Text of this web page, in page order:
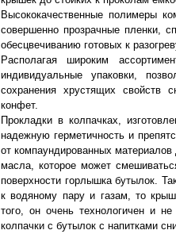
Высококачественные полимеры
совершенно прозрачные пленки,
обесцвечиванию готовых к
Располагая широким
индивидуальные упаковки,
сохранения хрустящих свойств
конфет.
Прокладки в колпачках,
надежную герметичность и
от компаундированных
масла, которое может
поверхности горлышка бутылок.
к водяному пару и газам, то
того, он очень технологичен и
колпачки с бутылок с напитками